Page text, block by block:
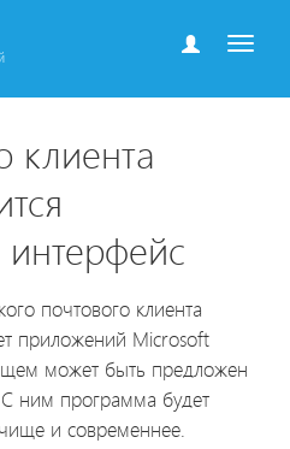
клиента
почтового клиента
приложений Microsoft
может быть предложен
ним программа будет
и современнее.